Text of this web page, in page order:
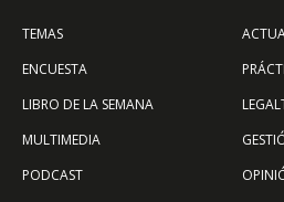
TEMAS
ENCUESTA
LIBRO DE LA SEMANA
MULTIMEDIA
PODCAST